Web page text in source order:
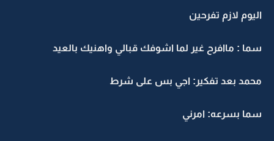
اليوم لازم تفرحين
سما : ماافرح غير لما اشوفك قبالي واهنيك بالعيد
محمد بعد تفكير: اجي بس على شرط
سما بسرعه: امرني